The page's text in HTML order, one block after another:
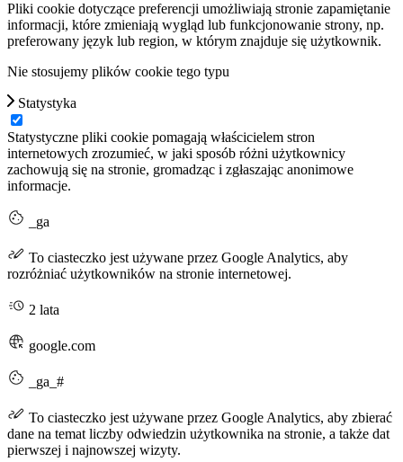
Pliki cookie dotyczące preferencji umożliwiają stronie zapamiętanie
informacji, które zmieniają wygląd lub funkcjonowanie strony, np.
preferowany język lub region, w którym znajduje się użytkownik.
Nie stosujemy plików cookie tego typu
Statystyka
Statystyczne pliki cookie pomagają właścicielem stron
internetowych zrozumieć, w jaki sposób różni użytkownicy
zachowują się na stronie, gromadząc i zgłaszając anonimowe
informacje.
_ga
To ciasteczko jest używane przez Google Analytics, aby
rozróżniać użytkowników na stronie internetowej.
2 lata
google.com
_ga_#
To ciasteczko jest używane przez Google Analytics, aby zbierać
dane na temat liczby odwiedzin użytkownika na stronie, a także dat
pierwszej i najnowszej wizyty.